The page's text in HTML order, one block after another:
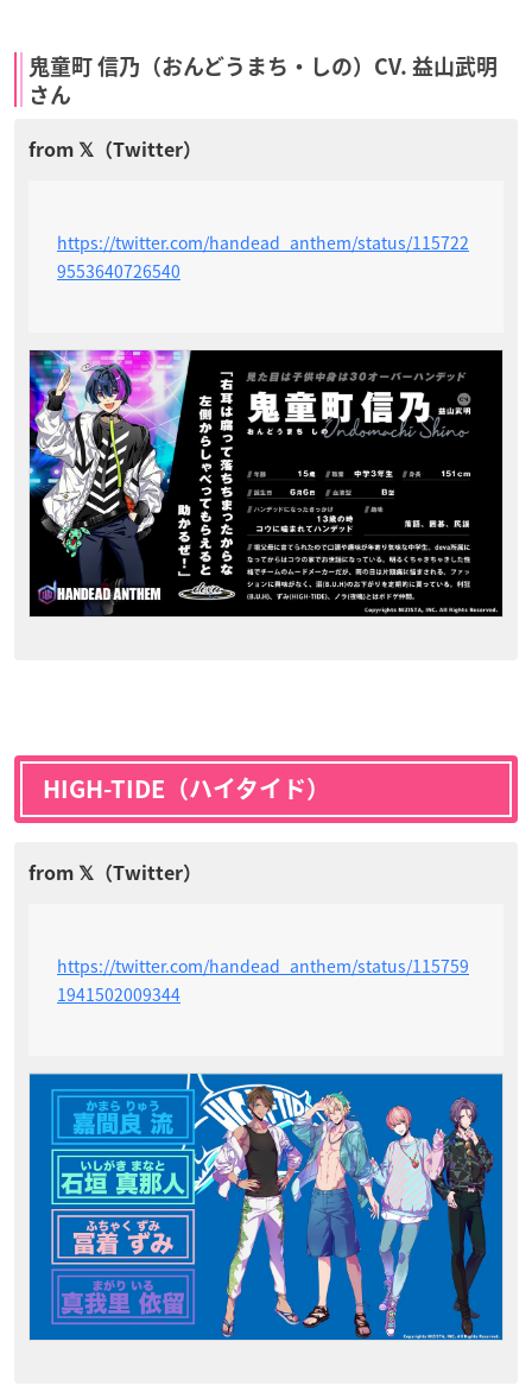
鬼童町 信乃（おんどうまち・しの）CV. 益山武明
さん
https://twitter.com/handead_anthem/status/115722
9553640726540
HIGH-TIDE（ハイタイド）
https://twitter.com/handead_anthem/status/115759
1941502009344